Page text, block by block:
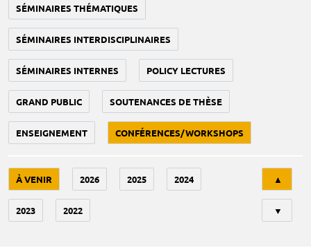
SÉMINAIRES THÉMATIQUES
SÉMINAIRES INTERDISCIPLINAIRES
SÉMINAIRES INTERNES POLICY LECTURES
GRAND PUBLIC SOUTENANCES DE THÈSE
ENSEIGNEMENT CONFÉRENCES/WORKSHOPS
À VENIR 2026 2025 2024
2023 2022
▲
▼